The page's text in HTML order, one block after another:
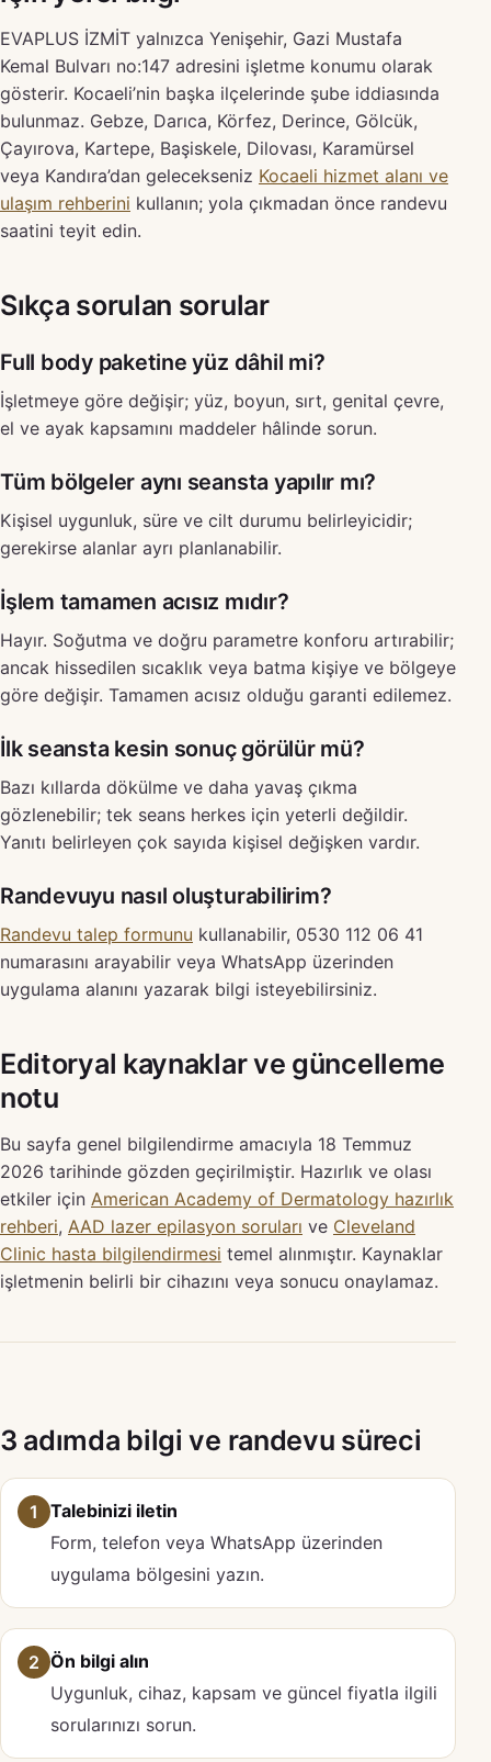
EVAPLUS İZMİT yalnızca Yenişehir, Gazi Mustafa
Kemal Bulvarı no:147 adresini işletme konumu olarak
gösterir. Kocaeli’nin başka ilçelerinde şube iddiasında
bulunmaz. Gebze, Darıca, Körfez, Derince, Gölcük,
Çayırova, Kartepe, Başiskele, Dilovası, Karamürsel
veya Kandıra’dan gelecekseniz Kocaeli hizmet alanı ve
ulaşım rehberini kullanın; yola çıkmadan önce randevu
saatini teyit edin.
Sıkça sorulan sorular
Full body paketine yüz dâhil mi?
İşletmeye göre değişir; yüz, boyun, sırt, genital çevre,
el ve ayak kapsamını maddeler hâlinde sorun.
Tüm bölgeler aynı seansta yapılır mı?
Kişisel uygunluk, süre ve cilt durumu belirleyicidir;
gerekirse alanlar ayrı planlanabilir.
İşlem tamamen acısız mıdır?
Hayır. Soğutma ve doğru parametre konforu artırabilir;
ancak hissedilen sıcaklık veya batma kişiye ve bölgeye
göre değişir. Tamamen acısız olduğu garanti edilemez.
İlk seansta kesin sonuç görülür mü?
Bazı kıllarda dökülme ve daha yavaş çıkma
gözlenebilir; tek seans herkes için yeterli değildir.
Yanıtı belirleyen çok sayıda kişisel değişken vardır.
Randevuyu nasıl oluşturabilirim?
Randevu talep formunu kullanabilir, 0530 112 06 41
numarasını arayabilir veya WhatsApp üzerinden
uygulama alanını yazarak bilgi isteyebilirsiniz.
Editoryal kaynaklar ve güncelleme
notu
Bu sayfa genel bilgilendirme amacıyla 18 Temmuz
2026 tarihinde gözden geçirilmiştir. Hazırlık ve olası
etkiler için American Academy of Dermatology hazırlık
rehberi, AAD lazer epilasyon soruları ve Cleveland
Clinic hasta bilgilendirmesi temel alınmıştır. Kaynaklar
işletmenin belirli bir cihazını veya sonucu onaylamaz.
3 adımda bilgi ve randevu süreci
1
Talebinizi iletin
Form, telefon veya WhatsApp üzerinden
uygulama bölgesini yazın.
2 Ön bilgi alın
Uygunluk, cihaz, kapsam ve güncel fiyatla ilgili
sorularınızı sorun.